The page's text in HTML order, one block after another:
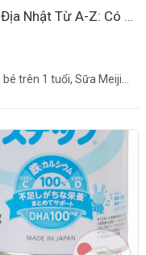
Review Chi Tiết Sữa Meiji Số 9 Nội Địa Nhật Từ A-Z: Có Thực Sự Tốt Như Lời Đồn?
trên 1 tuổi, Sữa Meiji...